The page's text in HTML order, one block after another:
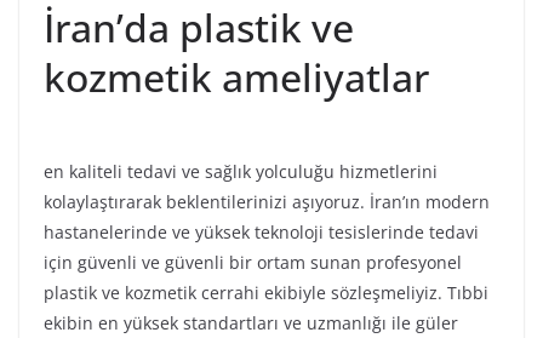
İran’da plastik ve
kozmetik ameliyatlar
en kaliteli tedavi ve sağlık yolculuğu hizmetlerini
kolaylaştırarak beklentilerinizi aşıyoruz. İran’ın modern
hastanelerinde ve yüksek teknoloji tesislerinde tedavi
için güvenli ve güvenli bir ortam sunan profesyonel
plastik ve kozmetik cerrahi ekibiyle sözleşmeliyiz. Tıbbi
ekibin en yüksek standartları ve uzmanlığı ile güler